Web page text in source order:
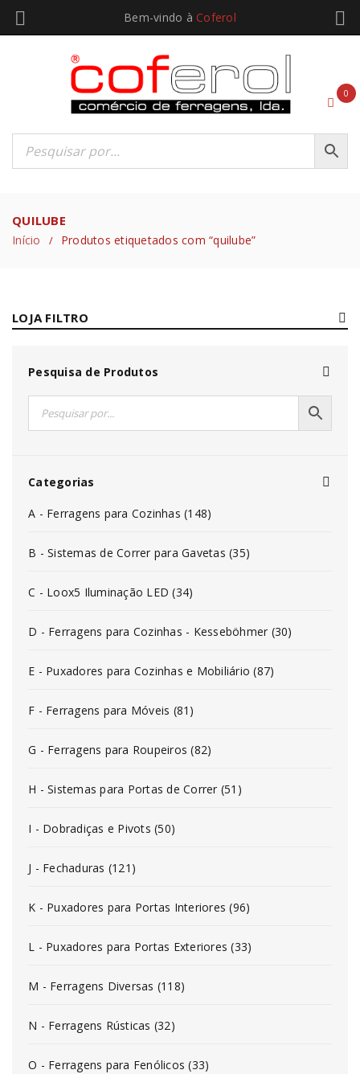
Bem-vindo à Coferol
0
QUILUBE
Início / Produtos etiquetados com “quilube”
LOJA FILTRO
Pesquisa de Produtos
Categorias
A - Ferragens para Cozinhas (148)
B - Sistemas de Correr para Gavetas (35)
C - Loox5 Iluminação LED (34)
D - Ferragens para Cozinhas - Kesseböhmer (30)
E - Puxadores para Cozinhas e Mobiliário (87)
F - Ferragens para Móveis (81)
G - Ferragens para Roupeiros (82)
H - Sistemas para Portas de Correr (51)
I - Dobradiças e Pivots (50)
J - Fechaduras (121)
K - Puxadores para Portas Interiores (96)
L - Puxadores para Portas Exteriores (33)
M - Ferragens Diversas (118)
N - Ferragens Rústicas (32)
O - Ferragens para Fenólicos (33)